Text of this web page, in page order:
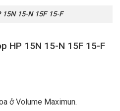
15-N 15F 15-F
HP 15N 15-N 15F 15-F
ở Volume Maximun.